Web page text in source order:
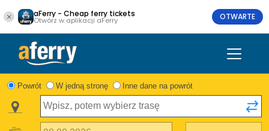
aFerry - Cheap ferry tickets
Otwórz w aplikacji aFerry OTWARTE
Powrót W jedną stronę Inne dane na powrót